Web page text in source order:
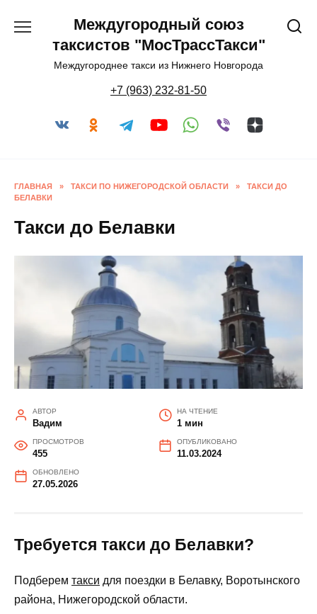
содержанию
Междугородный союз
таксистов "МосТрассТакси"
Междугороднее такси из Нижнего Новгорода
+7 (963) 232-81-50
ГЛАВНАЯ » ТАКСИ ПО НИЖЕГОРОДСКОЙ ОБЛАСТИ »
ТАКСИ ДО
БЕЛАВКИ
Такси до Белавки
АВТОР
Вадим
НА ЧТЕНИЕ
1 мин
ПРОСМОТРОВ
455
ОПУБЛИКОВАНО
11.03.2024
ОБНОВЛЕНО
27.05.2026
Требуется такси до Белавки?
Подберем такси для поездки в Белавку, Воротынского
района, Нижегородской области.